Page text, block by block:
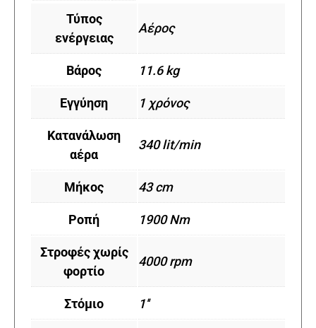
Τύπος
ενέργειας
Αέρος
Βάρος 11.6 kg
Εγγύηση 1 χρόνος
Κατανάλωση
αέρα
340 lit/min
Μήκος 43 cm
Ροπή 1900 Nm
Στροφές χωρίς
φορτίο
4000 rpm
Στόμιο 1''